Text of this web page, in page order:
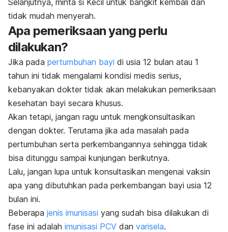
tidak mudah menyerah.
Apa pemeriksaan yang perlu
dilakukan?
Jika pada pertumbuhan bayi di usia 12 bulan atau 1
tahun ini tidak mengalami kondisi medis serius,
kebanyakan dokter tidak akan melakukan pemeriksaan
kesehatan bayi secara khusus.
Akan tetapi, jangan ragu untuk mengkonsultasikan
dengan dokter. Terutama jika ada masalah pada
pertumbuhan serta perkembangannya sehingga tidak
bisa ditunggu sampai kunjungan berikutnya.
Lalu, jangan lupa untuk konsultasikan mengenai vaksin
apa yang dibutuhkan pada perkembangan bayi usia 12
bulan ini.
Beberapa jenis imunisasi yang sudah bisa dilakukan di
fase ini adalah imunisasi PCV dan varisela.